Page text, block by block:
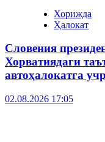
Хорижда
Ҳалокат
Словения
Хорватиядаги
автоҳалокатга
02.08.2026 17:05